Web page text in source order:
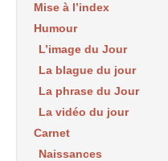
Mise à l’index
Humour
L’image du Jour
La blague du jour
La phrase du Jour
La vidéo du jour
Carnet
Naissances